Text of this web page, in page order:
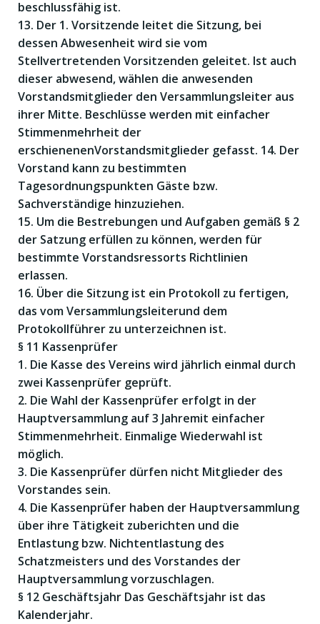
beschlussfähig ist.
13. Der 1. Vorsitzende leitet die Sitzung, bei
dessen Abwesenheit wird sie vom
Stellvertretenden Vorsitzenden geleitet. Ist auch
dieser abwesend, wählen die anwesenden
Vorstandsmitglieder den Versammlungsleiter aus
ihrer Mitte. Beschlüsse werden mit einfacher
Stimmenmehrheit der
erschienenenVorstandsmitglieder gefasst. 14. Der
Vorstand kann zu bestimmten
Tagesordnungspunkten Gäste bzw.
Sachverständige hinzuziehen.
15. Um die Bestrebungen und Aufgaben gemäß § 2
der Satzung erfüllen zu können, werden für
bestimmte Vorstandsressorts Richtlinien
erlassen.
16. Über die Sitzung ist ein Protokoll zu fertigen,
das vom Versammlungsleiterund dem
Protokollführer zu unterzeichnen ist.
§ 11 Kassenprüfer
1. Die Kasse des Vereins wird jährlich einmal durch
zwei Kassenprüfer geprüft.
2. Die Wahl der Kassenprüfer erfolgt in der
Hauptversammlung auf 3 Jahremit einfacher
Stimmenmehrheit. Einmalige Wiederwahl ist
möglich.
3. Die Kassenprüfer dürfen nicht Mitglieder des
Vorstandes sein.
4. Die Kassenprüfer haben der Hauptversammlung
über ihre Tätigkeit zuberichten und die
Entlastung bzw. Nichtentlastung des
Schatzmeisters und des Vorstandes der
Hauptversammlung vorzuschlagen.
§ 12 Geschäftsjahr Das Geschäftsjahr ist das
Kalenderjahr.